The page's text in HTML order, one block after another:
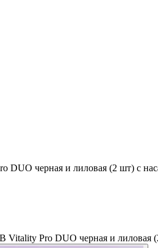
DUO черная и лиловая (2 шт) с
Vitality Pro DUO черная и